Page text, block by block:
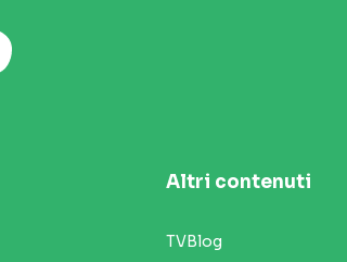
Altri contenuti
TVBlog